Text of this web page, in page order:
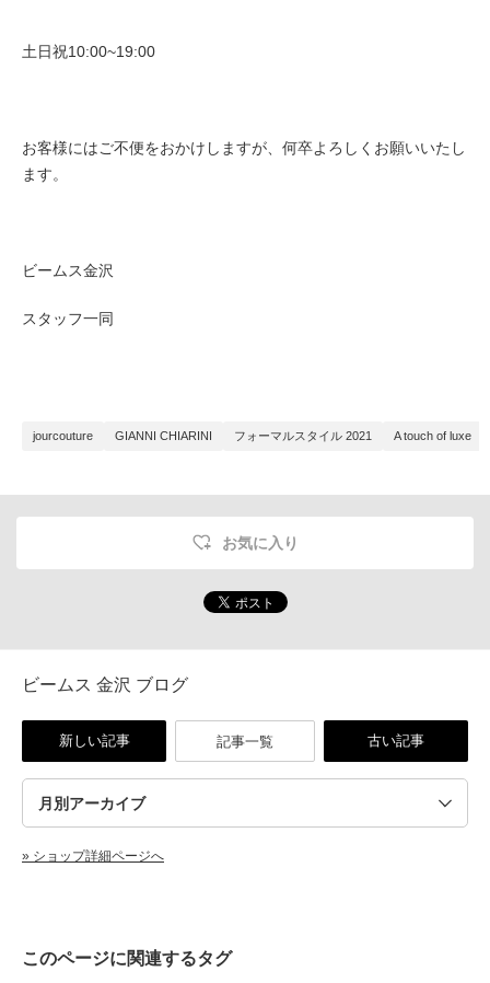
土日祝10:00~19:00
お客様にはご不便をおかけしますが、何卒よろしくお願いいたし
ます。
ビームス金沢
スタッフ一同
jourcouture GIANNI CHIARINI フォーマルスタイル 2021 A touch of luxe
お気に入り
ビームス 金沢 ブログ
新しい記事 記事一覧 古い記事
» ショップ詳細ページへ
このページに関連するタグ